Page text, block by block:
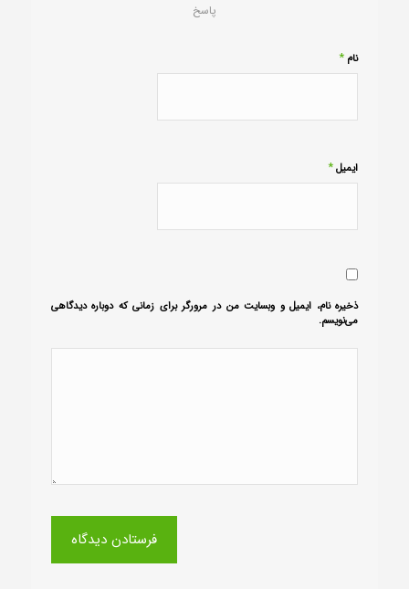
پاسخ
نام *
ایمیل*
ذخیره نام، ایمیل و وبسایت من در مرورگر برای زمانی که دوباره دیدگاهی
می‌نویسم.